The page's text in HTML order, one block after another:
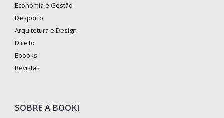
Economia e Gestão
Desporto
Arquitetura e Design
Direito
Ebooks
Revistas
SOBRE A BOOKI